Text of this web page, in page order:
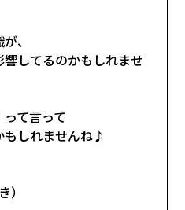
、
してるのかもしれませ
って言って
もしれませんね♪